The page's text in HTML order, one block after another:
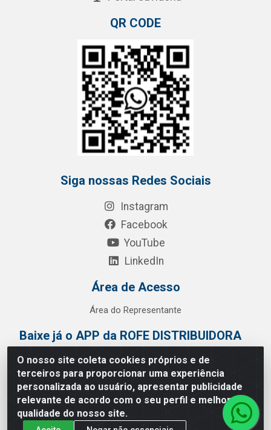
O nosso site coleta cookies próprios e de
terceiros para proporcionar uma experiência
personalizada ao usuário, apresentar publicidade
relevante de acordo com o seu perfil e melhorar a
qualidade do nosso site.
QR CODE
Siga nossas Redes Sociais
Instagram
Facebook
YouTube
LinkedIn
Área de Acesso
Área do Representante
Baixe já o APP da ROFE DISTRIBUIDORA